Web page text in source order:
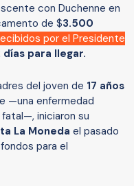
con Duchenne en
de $3.500
por el Presidente
para llegar.
del joven de 17 años
—una enfermedad
iniciaron su
La Moneda el pasado
para el